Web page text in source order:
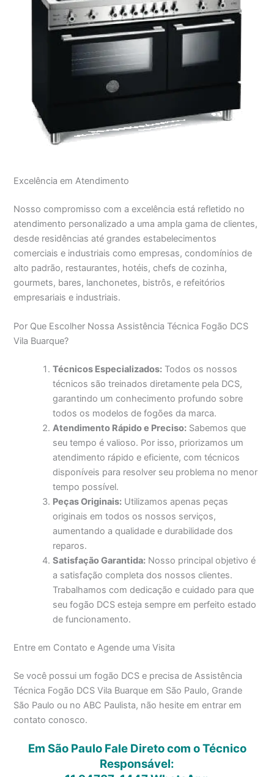
Excelência em Atendimento
Nosso compromisso com a excelência está refletido no
atendimento personalizado a uma ampla gama de clientes,
desde residências até grandes estabelecimentos
comerciais e industriais como empresas, condomínios de
alto padrão, restaurantes, hotéis, chefs de cozinha,
gourmets, bares, lanchonetes, bistrôs, e refeitórios
empresariais e industriais.
Por Que Escolher Nossa Assistência Técnica Fogão DCS
Vila Buarque?
Técnicos Especializados: Todos os nossos
técnicos são treinados diretamente pela DCS,
garantindo um conhecimento profundo sobre
todos os modelos de fogões da marca.
Atendimento Rápido e Preciso: Sabemos que
seu tempo é valioso. Por isso, priorizamos um
atendimento rápido e eficiente, com técnicos
disponíveis para resolver seu problema no menor
tempo possível.
Peças Originais: Utilizamos apenas peças
originais em todos os nossos serviços,
aumentando a qualidade e durabilidade dos
reparos.
Satisfação Garantida: Nosso principal objetivo é
a satisfação completa dos nossos clientes.
Trabalhamos com dedicação e cuidado para que
seu fogão DCS esteja sempre em perfeito estado
de funcionamento.
Entre em Contato e Agende uma Visita
Se você possui um fogão DCS e precisa de Assistência
Técnica Fogão DCS Vila Buarque em São Paulo, Grande
São Paulo ou no ABC Paulista, não hesite em entrar em
contato conosco.
Em São Paulo Fale Direto com o Técnico
Responsável: